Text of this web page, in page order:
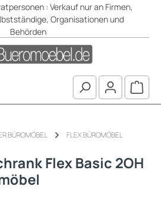
: Verkauf nur an Firmen,
Organisationen und
Behörden
BÜROMÖBEL FLEX BÜROMÖBEL
Flex Basic 2OH